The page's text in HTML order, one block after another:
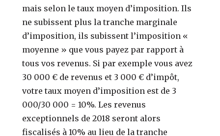
mais selon le taux moyen d’imposition. Ils
ne subissent plus la tranche marginale
d’imposition, ils subissent l’imposition «
moyenne » que vous payez par rapport à
tous vos revenus. Si par exemple vous avez
30 000 € de revenus et 3 000 € d’impôt,
votre taux moyen d’imposition est de 3
000/30 000 = 10%. Les revenus
exceptionnels de 2018 seront alors
fiscalisés à 10% au lieu de la tranche